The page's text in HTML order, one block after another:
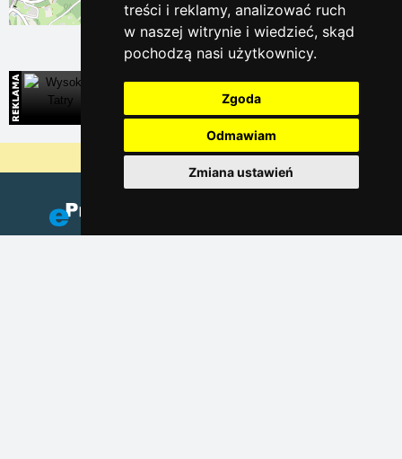
treści i reklamy, analizować ruch
w naszej witrynie i wiedzieć, skąd
pochodzą nasi użytkownicy.
Zgoda
Odmawiam
Zmiana ustawień
Leaflet| ©OpenStreetMapcontributors
Bezpośrednie kontakty na noclegi na Słowacji
Dlaczego nasze serwery są najtańsze?